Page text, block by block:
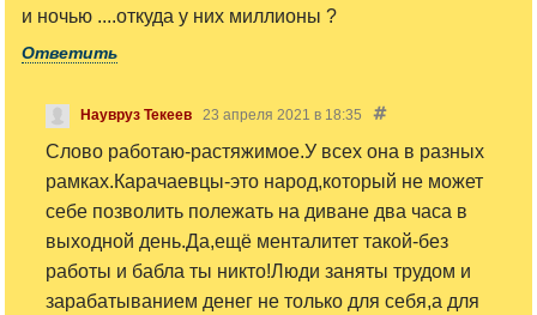
и ночью ....откуда у них миллионы ?
Ответить
Наувруз Текеев 23 апреля 2021 в 18:35
Слово работаю-растяжимое.У всех она в разных
рамках.Карачаевцы-это народ,который не может
себе позволить полежать на диване два часа в
выходной день.Да,ещё менталитет такой-без
работы и бабла ты никто!Люди заняты трудом и
зарабатыванием денег не только для себя,а для